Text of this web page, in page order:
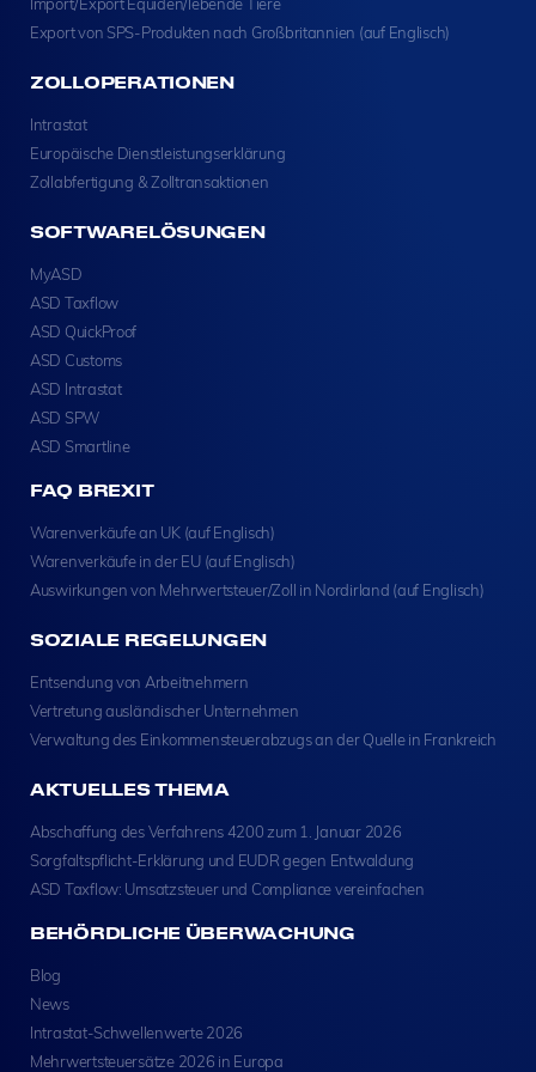
Export von SPS-Produkten nach Großbritannien (auf Englisch)
ZOLLOPERATIONEN
Intrastat
Europäische Dienstleistungserklärung
Zollabfertigung & Zolltransaktionen
SOFTWARELÖSUNGEN
MyASD
ASD Taxflow
ASD QuickProof
ASD Customs
ASD Intrastat
ASD SPW
ASD Smartline
FAQ BREXIT
Warenverkäufe an UK (auf Englisch)
Warenverkäufe in der EU (auf Englisch)
Auswirkungen von Mehrwertsteuer/Zoll in Nordirland (auf Englisch)
SOZIALE REGELUNGEN
Entsendung von Arbeitnehmern
Vertretung ausländischer Unternehmen
Verwaltung des Einkommensteuerabzugs an der Quelle in Frankreich
AKTUELLES THEMA
Abschaffung des Verfahrens 4200 zum 1. Januar 2026
Sorgfaltspflicht-Erklärung und EUDR gegen Entwaldung
ASD Taxflow: Umsatzsteuer und Compliance vereinfachen
BEHÖRDLICHE ÜBERWACHUNG
Blog
News
Intrastat-Schwellenwerte 2026
Mehrwertsteuersätze 2026 in Europa